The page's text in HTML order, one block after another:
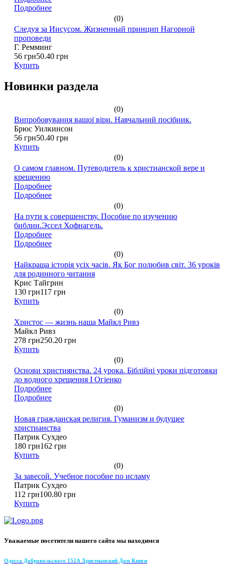
Подробнее
(0)
Следуя за Иисусом. Жизненный принцип Нагорной
проповеди
Г. Ремминг
56 грн50.40 грн
Купить
Новинки раздела
(0)
Випробовування вашої віри. Навчальний посібник.
Брюс Уилкинсон
56 грн50.40 грн
Купить
(0)
О самом главном. Путеводитель к христианской вере и
крещению
Подробнее
Подробнее
(0)
На пути к совершенству. Пособие по изучению
библии.Эссел Хофнагель.
Подробнее
Подробнее
(0)
Найкраща історія усіх часів. Як Бог полюбив світ. 36 уроків
для родинного читання
Крис Тайгрин
130 грн117 грн
Купить
(0)
Христос — жизнь наша Майкл Ривз
Майкл Ривз
278 грн250.20 грн
Купить
(0)
Основи християнства. 24 урока. Біблійні уроки підготовки
до водного хрещення І Огіенко
Подробнее
Подробнее
(0)
Новая гражданская религия. Гуманизм и будущее
христианства
Патрик Сухдео
180 грн162 грн
Купить
(0)
За завесой. Учебное пособие по исламу
Патрик Сухдео
112 грн100.80 грн
Купить
Уважаемые посетители нашего сайта мы находимся
Одесса Добровольского 152А Христианский Дом Книги